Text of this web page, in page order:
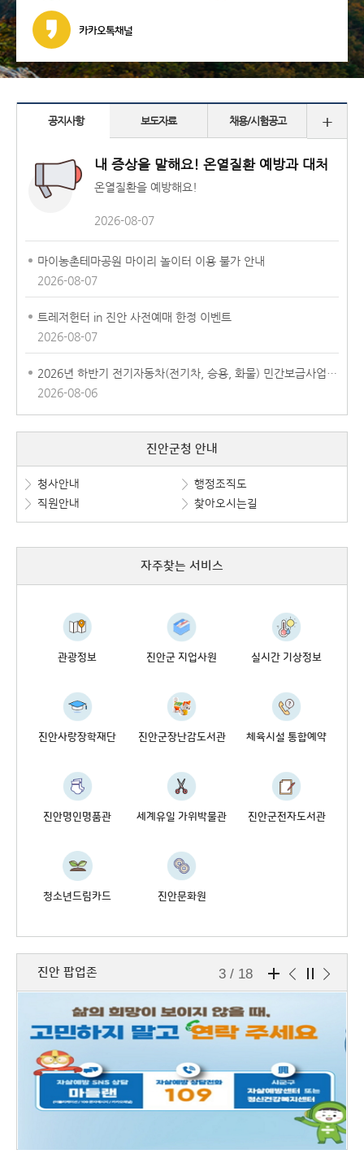
카카오톡채널
공지사항
내 증상을 말해요! 온열질환 예방과 대처
온열질환을 예방해요!
2026-08-07
마이농촌테마공원 마이리 놀이터 이용 불가 안내
2026-08-07
트레저헌터 in 진안 사전예매 한정 이벤트
2026-08-07
2026년 하반기 전기자동차(전기차, 승용, 화물) 민간보급사업 추가모집 공고
2026-08-06
+
보도자료 채용/시험공고
진안군청 안내
청사안내
행정조직도
직원안내
찾아오시는길
자주찾는 서비스
관광정보 진안군 지업사원 실시간 기상정보
진안사랑장학재단 진안군장난감도서관 체육시설 통합예약
진안명인명품관 세계유일 가위박물관 진안군전자도서관
청소년드림카드 진안문화원
진안 팝업존 4 / 18
진
팝
업
더
보
기